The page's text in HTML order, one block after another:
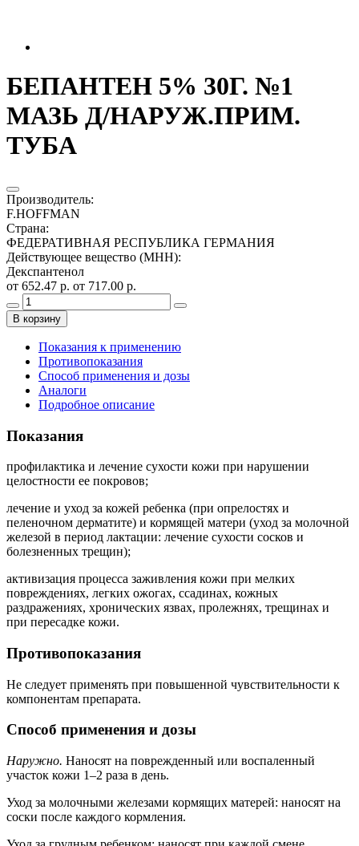
БЕПАНТЕН 5% 30Г. №1
МАЗЬ Д/НАРУЖ.ПРИМ.
ТУБА
Производитель:
F.HOFFMAN
Страна:
ФЕДЕРАТИВНАЯ РЕСПУБЛИКА ГЕРМАНИЯ
Действующее вещество (МНН):
Декспантенол
от 652.47 р. от 717.00 р.
В корзину
Показания к применению
Противопоказания
Способ применения и дозы
Аналоги
Подробное описание
Показания
профилактика и лечение сухости кожи при нарушении
целостности ее покровов;
лечение и уход за кожей ребенка (при опрелостях и
пеленочном дерматите) и кормящей матери (уход за молочной
железой в период лактации: лечение сухости сосков и
болезненных трещин);
активизация процесса заживления кожи при мелких
повреждениях, легких ожогах, ссадинах, кожных
раздражениях, хронических язвах, пролежнях, трещинах и
при пересадке кожи.
Противопоказания
Не следует применять при повышенной чувствительности к
компонентам препарата.
Способ применения и дозы
Наружно. Наносят на поврежденный или воспаленный
участок кожи 1–2 раза в день.
Уход за молочными железами кормящих матерей: наносят на
соски после каждого кормления.